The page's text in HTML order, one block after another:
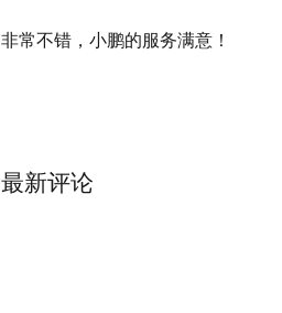
非常不错，小鹏的服务满意！
最新评论